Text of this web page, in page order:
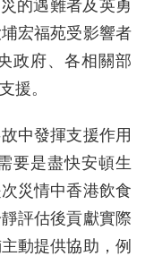
的遇難者及英勇
宏福苑受影響者
政府、各相關部
援。
中發揮支援作用
要是盡快安頓生
災情中香港飲食
評估後貢獻實際
動提供協助，例